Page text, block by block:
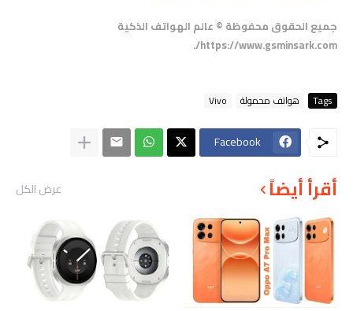
جميع الحقوق محفوظة © عالم الهواتف الذكية
https://www.gsminsark.com/.
Tags هواتف محمولة Vivo
Facebook
أقرأ أيضاً عرض الكل